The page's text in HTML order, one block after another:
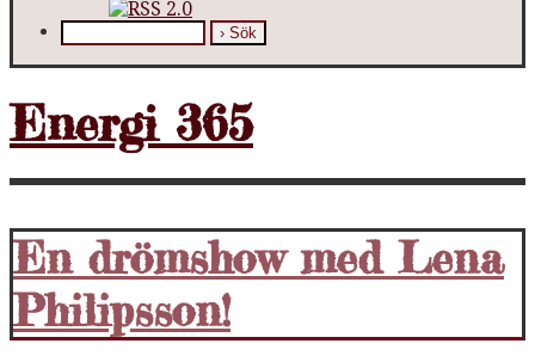
Energi 365
En drömshow med Lena
Philipsson!